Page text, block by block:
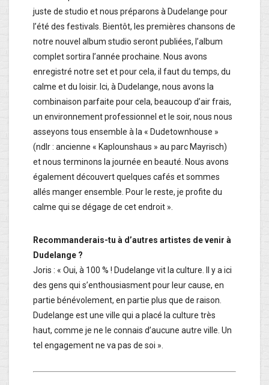
juste de studio et nous préparons à Dudelange pour
l’été des festivals. Bientôt, les premières chansons de
notre nouvel album studio seront publiées, l’album
complet sortira l’année prochaine. Nous avons
enregistré notre set et pour cela, il faut du temps, du
calme et du loisir. Ici, à Dudelange, nous avons la
combinaison parfaite pour cela, beaucoup d’air frais,
un environnement professionnel et le soir, nous nous
asseyons tous ensemble à la « Dudetownhouse »
(ndlr : ancienne « Kaplounshaus » au parc Mayrisch)
et nous terminons la journée en beauté. Nous avons
également découvert quelques cafés et sommes
allés manger ensemble. Pour le reste, je profite du
calme qui se dégage de cet endroit ».
Recommanderais-tu à d’autres artistes de venir à
Dudelange ?
Joris : « Oui, à 100 % ! Dudelange vit la culture. Il y a ici
des gens qui s’enthousiasment pour leur cause, en
partie bénévolement, en partie plus que de raison.
Dudelange est une ville qui a placé la culture très
haut, comme je ne le connais d’aucune autre ville. Un
tel engagement ne va pas de soi ».